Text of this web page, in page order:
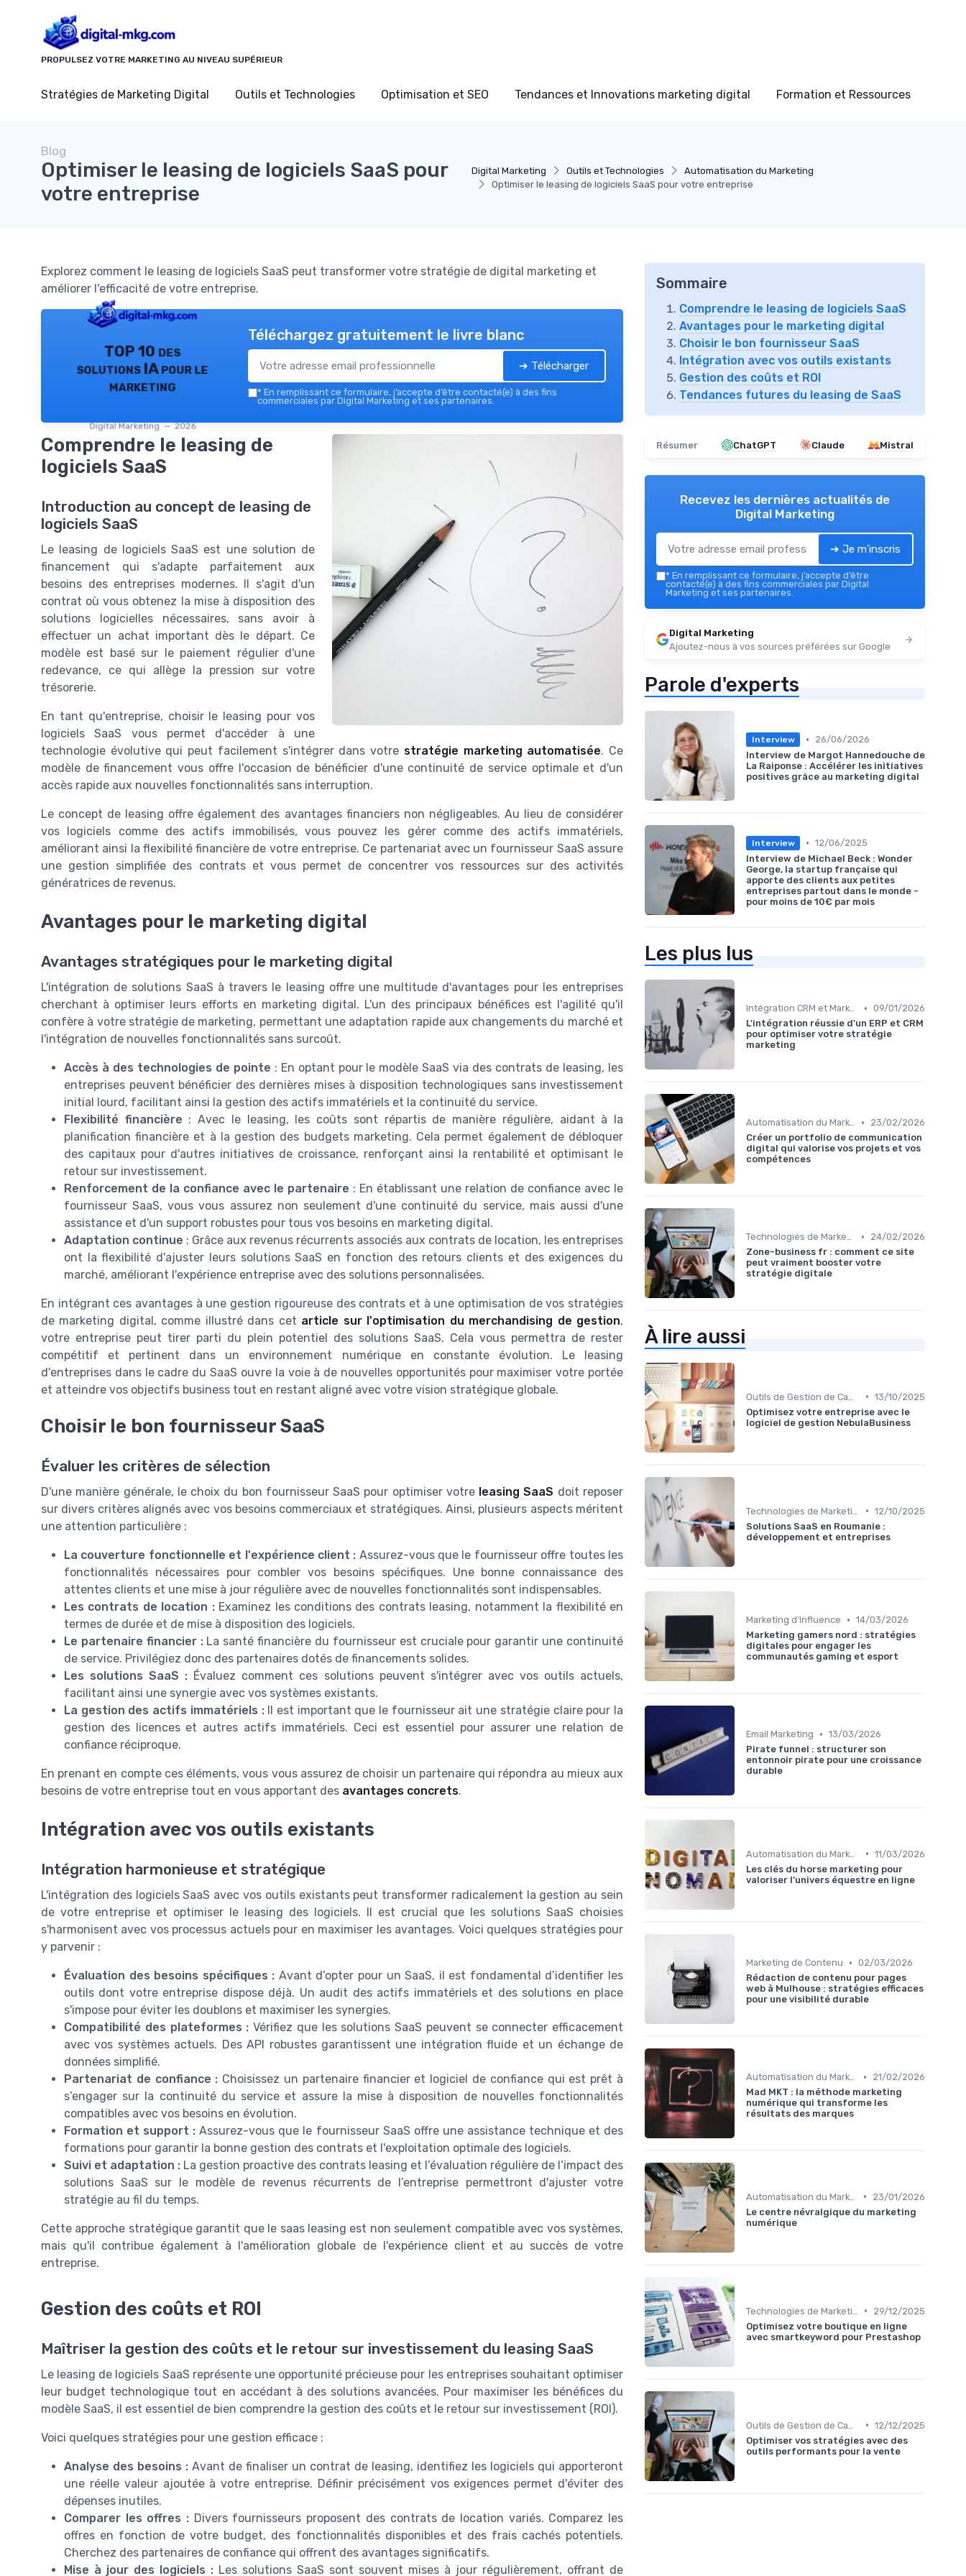
PROPULSEZ VOTRE MARKETING AU NIVEAU SUPÉRIEUR
Stratégies de Marketing Digital Outils et Technologies Optimisation et SEO Tendances et Innovations marketing digital Formation et Ressources
Digital Marketing Outils et Technologies
Automatisation du Marketing
Optimiser le leasing de logiciels SaaS pour votre entreprise
Blog
Optimiser le leasing de logiciels SaaS pour
votre entreprise
Explorez comment le leasing de logiciels SaaS peut transformer votre stratégie de digital marketing et
améliorer l'efficacité de votre entreprise.
TOP 10 des
solutions IA pour le
marketing
Digital Marketing — 2026
Téléchargez gratuitement le livre blanc
➔ Télécharger
* En remplissant ce formulaire, j’accepte d’être contacté(e) à des fins
commerciales par Digital Marketing et ses partenaires.
Comprendre le leasing de
logiciels SaaS
Introduction au concept de leasing de
logiciels SaaS
Le leasing de logiciels SaaS est une solution de
financement qui s'adapte parfaitement aux
besoins des entreprises modernes. Il s'agit d'un
contrat où vous obtenez la mise à disposition des
solutions logicielles nécessaires, sans avoir à
effectuer un achat important dès le départ. Ce
modèle est basé sur le paiement régulier d'une
redevance, ce qui allège la pression sur votre
trésorerie.
En tant qu'entreprise, choisir le leasing pour vos
logiciels SaaS vous permet d'accéder à une
technologie évolutive qui peut facilement s'intégrer dans votre stratégie marketing automatisée. Ce
modèle de financement vous offre l'occasion de bénéficier d'une continuité de service optimale et d'un
accès rapide aux nouvelles fonctionnalités sans interruption.
Le concept de leasing offre également des avantages financiers non négligeables. Au lieu de considérer
vos logiciels comme des actifs immobilisés, vous pouvez les gérer comme des actifs immatériels,
améliorant ainsi la flexibilité financière de votre entreprise. Ce partenariat avec un fournisseur SaaS assure
une gestion simplifiée des contrats et vous permet de concentrer vos ressources sur des activités
génératrices de revenus.
Avantages pour le marketing digital
Avantages stratégiques pour le marketing digital
L'intégration de solutions SaaS à travers le leasing offre une multitude d'avantages pour les entreprises
cherchant à optimiser leurs efforts en marketing digital. L'un des principaux bénéfices est l'agilité qu'il
confère à votre stratégie de marketing, permettant une adaptation rapide aux changements du marché et
l'intégration de nouvelles fonctionnalités sans surcoût.
Accès à des technologies de pointe : En optant pour le modèle SaaS via des contrats de leasing, les
entreprises peuvent bénéficier des dernières mises à disposition technologiques sans investissement
initial lourd, facilitant ainsi la gestion des actifs immatériels et la continuité du service.
Flexibilité financière : Avec le leasing, les coûts sont répartis de manière régulière, aidant à la
planification financière et à la gestion des budgets marketing. Cela permet également de débloquer
des capitaux pour d'autres initiatives de croissance, renforçant ainsi la rentabilité et optimisant le
retour sur investissement.
Renforcement de la confiance avec le partenaire : En établissant une relation de confiance avec le
fournisseur SaaS, vous vous assurez non seulement d'une continuité du service, mais aussi d'une
assistance et d'un support robustes pour tous vos besoins en marketing digital.
Adaptation continue : Grâce aux revenus récurrents associés aux contrats de location, les entreprises
ont la flexibilité d'ajuster leurs solutions SaaS en fonction des retours clients et des exigences du
marché, améliorant l'expérience entreprise avec des solutions personnalisées.
En intégrant ces avantages à une gestion rigoureuse des contrats et à une optimisation de vos stratégies
de marketing digital, comme illustré dans cet article sur l'optimisation du merchandising de gestion,
votre entreprise peut tirer parti du plein potentiel des solutions SaaS. Cela vous permettra de rester
compétitif et pertinent dans un environnement numérique en constante évolution. Le leasing
d'entreprises dans le cadre du SaaS ouvre la voie à de nouvelles opportunités pour maximiser votre portée
et atteindre vos objectifs business tout en restant aligné avec votre vision stratégique globale.
Choisir le bon fournisseur SaaS
Évaluer les critères de sélection
D'une manière générale, le choix du bon fournisseur SaaS pour optimiser votre leasing SaaS doit reposer
sur divers critères alignés avec vos besoins commerciaux et stratégiques. Ainsi, plusieurs aspects méritent
une attention particulière :
La couverture fonctionnelle et l'expérience client : Assurez-vous que le fournisseur offre toutes les
fonctionnalités nécessaires pour combler vos besoins spécifiques. Une bonne connaissance des
attentes clients et une mise à jour régulière avec de nouvelles fonctionnalités sont indispensables.
Les contrats de location :Examinez les conditions des contrats leasing, notamment la flexibilité en
termes de durée et de mise à disposition des logiciels.
Le partenaire financier :La santé financière du fournisseur est cruciale pour garantir une continuité
de service. Privilégiez donc des partenaires dotés de financements solides.
Les solutions SaaS : Évaluez comment ces solutions peuvent s'intégrer avec vos outils actuels,
facilitant ainsi une synergie avec vos systèmes existants.
La gestion des actifs immatériels :Il est important que le fournisseur ait une stratégie claire pour la
gestion des licences et autres actifs immatériels. Ceci est essentiel pour assurer une relation de
confiance réciproque.
En prenant en compte ces éléments, vous vous assurez de choisir un partenaire qui répondra au mieux aux
besoins de votre entreprise tout en vous apportant des avantages concrets.
Intégration avec vos outils existants
Intégration harmonieuse et stratégique
L'intégration des logiciels SaaS avec vos outils existants peut transformer radicalement la gestion au sein
de votre entreprise et optimiser le leasing des logiciels. Il est crucial que les solutions SaaS choisies
s'harmonisent avec vos processus actuels pour en maximiser les avantages. Voici quelques stratégies pour
y parvenir :
Évaluation des besoins spécifiques : Avant d’opter pour un SaaS, il est fondamental d’identifier les
outils dont votre entreprise dispose déjà. Un audit des actifs immatériels et des solutions en place
s'impose pour éviter les doublons et maximiser les synergies.
Compatibilité des plateformes : Vérifiez que les solutions SaaS peuvent se connecter efficacement
avec vos systèmes actuels. Des API robustes garantissent une intégration fluide et un échange de
données simplifié.
Partenariat de confiance : Choisissez un partenaire financier et logiciel de confiance qui est prêt à
s’engager sur la continuité du service et assure la mise à disposition de nouvelles fonctionnalités
compatibles avec vos besoins en évolution.
Formation et support : Assurez-vous que le fournisseur SaaS offre une assistance technique et des
formations pour garantir la bonne gestion des contrats et l'exploitation optimale des logiciels.
Suivi et adaptation : La gestion proactive des contrats leasing et l’évaluation régulière de l’impact des
solutions SaaS sur le modèle de revenus récurrents de l’entreprise permettront d'ajuster votre
stratégie au fil du temps.
Cette approche stratégique garantit que le saas leasing est non seulement compatible avec vos systèmes,
mais qu'il contribue également à l'amélioration globale de l'expérience client et au succès de votre
entreprise.
Gestion des coûts et ROI
Maîtriser la gestion des coûts et le retour sur investissement du leasing SaaS
Le leasing de logiciels SaaS représente une opportunité précieuse pour les entreprises souhaitant optimiser
leur budget technologique tout en accédant à des solutions avancées. Pour maximiser les bénéfices du
modèle SaaS, il est essentiel de bien comprendre la gestion des coûts et le retour sur investissement (ROI).
Voici quelques stratégies pour une gestion efficace :
Analyse des besoins : Avant de finaliser un contrat de leasing, identifiez les logiciels qui apporteront
une réelle valeur ajoutée à votre entreprise. Définir précisément vos exigences permet d'éviter des
dépenses inutiles.
Comparer les offres : Divers fournisseurs proposent des contrats de location variés. Comparez les
offres en fonction de votre budget, des fonctionnalités disponibles et des frais cachés potentiels.
Cherchez des partenaires de confiance qui offrent des avantages significatifs.
Mise à jour des logiciels : Les solutions SaaS sont souvent mises à jour régulièrement, offrant de
Sommaire
Comprendre le leasing de logiciels SaaS
Avantages pour le marketing digital
Choisir le bon fournisseur SaaS
Intégration avec vos outils existants
Gestion des coûts et ROI
Tendances futures du leasing de SaaS
Résumer ChatGPT Claude Mistral
Recevez les dernières actualités de
Digital Marketing
➔ Je m'inscris
* En remplissant ce formulaire, j’accepte d’être
contacté(e) à des fins commerciales par Digital
Marketing et ses partenaires.
Digital Marketing
Ajoutez-nous à vos sources préférées sur Google
Parole d'experts
Interview •
26/06/2026
Interview de Margot Hannedouche de
La Raiponse : Accélérer les initiatives
positives grâce au marketing digital
Interview • 12/06/2025
Interview de Michael Beck : Wonder
George, la startup française qui
apporte des clients aux petites
entreprises partout dans le monde -
pour moins de 10€ par mois
Les plus lus
Intégration CRM et Marketing • 09/01/2026
L'intégration réussie d'un ERP et CRM
pour optimiser votre stratégie
marketing
Automatisation du Marketing •
23/02/2026
Créer un portfolio de communication
digital qui valorise vos projets et vos
compétences
Technologies de Marketing Digital •
24/02/2026
Zone-business fr : comment ce site
peut vraiment booster votre
stratégie digitale
À lire aussi
• 13/10/2025
Optimisez votre entreprise avec le
logiciel de gestion NebulaBusiness
• 12/10/2025
Solutions SaaS en Roumanie :
développement et entreprises
Marketing d'Influence • 14/03/2026
Marketing gamers nord : stratégies
digitales pour engager les
communautés gaming et esport
Email Marketing • 13/03/2026
Pirate funnel : structurer son
entonnoir pirate pour une croissance
durable
• 11/03/2026
Les clés du horse marketing pour
valoriser l’univers équestre en ligne
Marketing de Contenu • 02/03/2026
Rédaction de contenu pour pages
web à Mulhouse : stratégies efficaces
pour une visibilité durable
Automatisation du Marketing •
21/02/2026
Mad MKT : la méthode marketing
numérique qui transforme les
résultats des marques
•
23/01/2026
Le centre névralgique du marketing
numérique
•
29/12/2025
Optimisez votre boutique en ligne
avec smartkeyword pour Prestashop
• 12/12/2025
Optimiser vos stratégies avec des
outils performants pour la vente